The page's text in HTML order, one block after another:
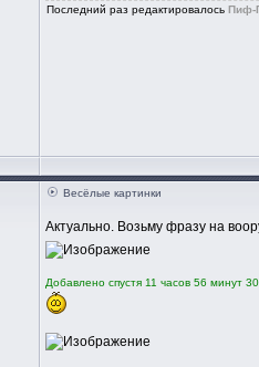
Последний раз редактировалось Пиф-
Весёлые картинки
Актуально. Возьму фразу на
Добавлено спустя 11 часов 56 минут